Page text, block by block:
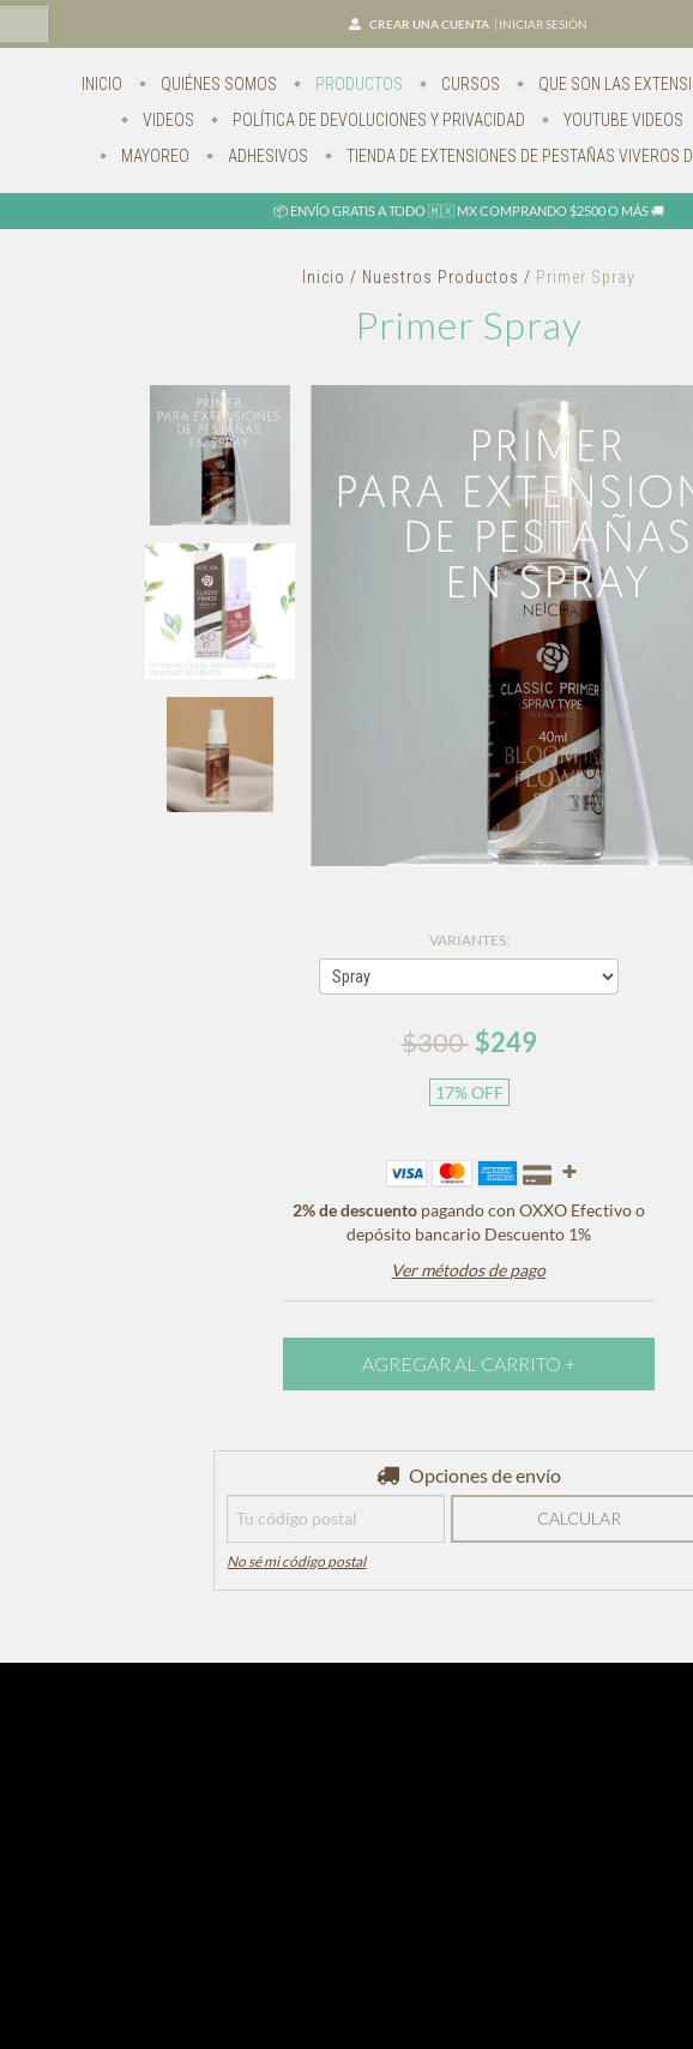
CREAR UNA CUENTA INICIAR SESIÓN
INICIO QUIÉNES SOMOS PRODUCTOS CURSOS QUE SON LAS
VIDEOS
POLÍTICA DE DEVOLUCIONES Y PRIVACIDAD YOUTUBE VIDEOS
MAYOREO
ADHESIVOS TIENDA DE EXTENSIONES DE PESTAÑAS VIVEROS
📦 ENVÍO GRATIS A TODO 🇲🇽 MX COMPRANDO $2500 O MÁS 🚚
Inicio / Nuestros Productos / Primer Spray
Primer Spray
VARIANTES:
$300 $249
17%OFF
2% de descuentopagando con OXXO Efectivo o
depósito bancario Descuento 1%
Ver métodos de pago
Opciones de envío
CALCULAR
No sé mi código postal